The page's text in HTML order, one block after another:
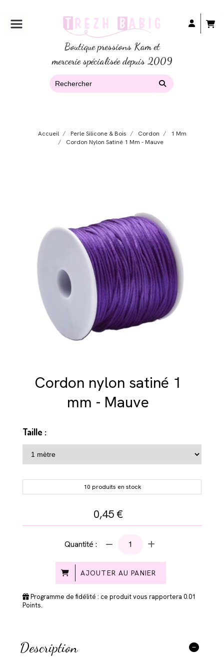
Boutique pressions Kam et
mercerie spécialisée depuis 2009
Accueil Perle Silicone & Bois Cordon
1 Mm
Cordon Nylon Satiné 1 Mm - Mauve
Cordon nylon satiné 1
mm - Mauve
Taille :
10 produits en stock
0,45€
Quantité :
AJOUTER AU PANIER
Programme de fidélité : ce produit vous rapportera 0.01
Points.
Description